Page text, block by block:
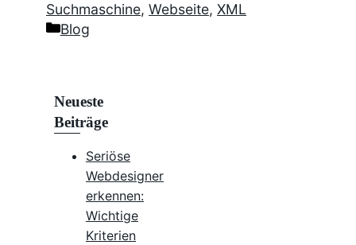
Suchmaschine, Webseite, XML
Kategorien
Blog
Neueste
Beiträge
Seriöse
Webdesigner
erkennen:
Wichtige
Kriterien